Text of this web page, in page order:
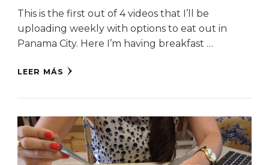
This is the first out of 4 videos that I’ll be
uploading weekly with options to eat out in
Panama City. Here I’m having breakfast …
LEER MÁS